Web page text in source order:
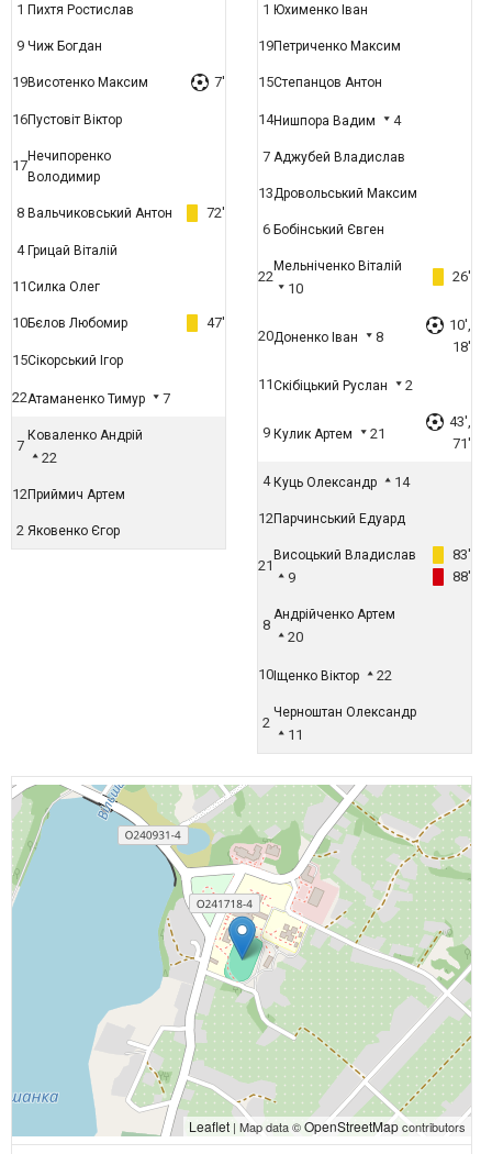
1 Пихтя Ростислав
9 Чиж Богдан
19Висотенко Максим 7'
16Пустовіт Віктор
17
Нечипоренко
Володимир
8 Вальчиковський Антон 72'
4 Грицай Віталій
11Силка Олег
10Бєлов Любомир 47'
15Сікорський Ігор
22Атаманенко Тимур 7
7
Коваленко Андрій
22
12Приймич Артем
2 Яковенко Єгор
1 Юхименко Іван
19Петриченко Максим
15Степанцов Антон
14Нишпора Вадим 4
7 Аджубей Владислав
13Дровольський Максим
6 Бобінський Євген
22
Мельніченко Віталій
10
26'
20Доненко Іван 8
10',
18'
11Скібіцький Руслан 2
9 Кулик Артем 21
43',
71'
4 Куць Олександр 14
12Парчинський Едуард
21
Висоцький Владислав
9
83'
88'
8
Андрійченко Артем
20
10 Іщенко Віктор 22
2
Черноштан Олександр
11
Leaflet | Map data ©OpenStreetMapcontributors